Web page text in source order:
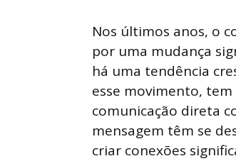
Nos últimos anos, o
por uma mudança
há uma tendência
esse movimento,
comunicação direta
mensagem têm se
criar conexões